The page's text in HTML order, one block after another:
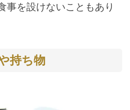
事を設けないこともあり
持ち物